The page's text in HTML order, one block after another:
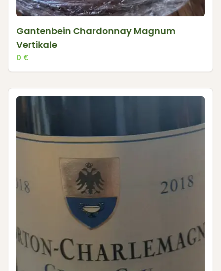
Gantenbein Chardonnay Magnum
Vertikale
0 €